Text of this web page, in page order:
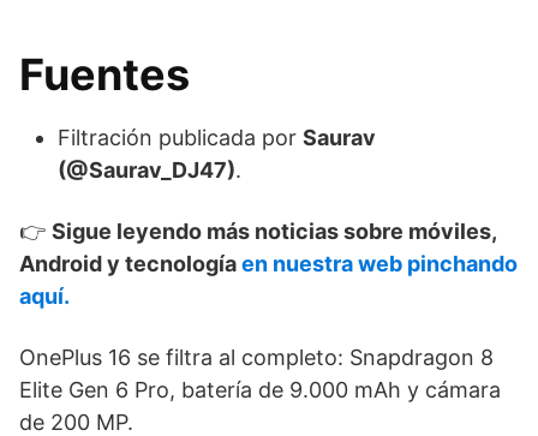
Fuentes
Filtración publicada por Saurav
(@Saurav_DJ47).
👉 Sigue leyendo más noticias sobre móviles,
Android y tecnologíaen nuestra web pinchando
aquí.
OnePlus 16 se filtra al completo: Snapdragon 8
Elite Gen 6 Pro, batería de 9.000 mAh y cámara
de 200 MP.